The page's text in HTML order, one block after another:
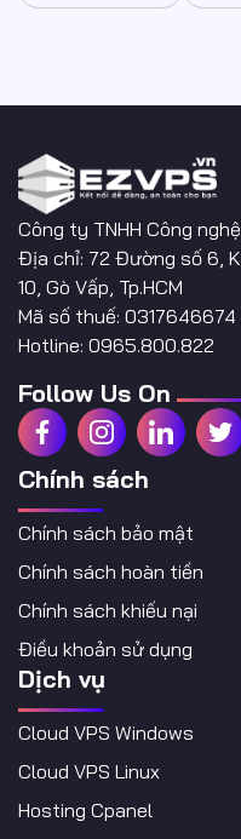
Công ty TNHH Công
Địa chỉ: 72 Đường số 6,
10, Gò Vấp, Tp.HCM
Mã số thuế: 0317646674
Hotline: 0965.800.822
Follow Us On
Chính sách
Chính sách bảo mật
Chính sách hoàn tiền
Chính sách khiếu nại
Điều khoản sử dụng
Dịch vụ
Cloud VPS Windows
Cloud VPS Linux
Hosting Cpanel